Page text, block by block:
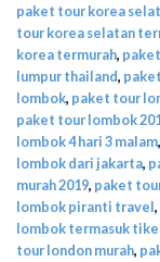
paket tour korea
tour korea selatan
korea termurah,
lumpur thailand,
lombok, paket tour
paket tour lombok
lombok 4 hari 3 malam,
lombok dari jakarta,
murah 2019, paket
lombok piranti travel,
lombok termasuk
tour london murah,